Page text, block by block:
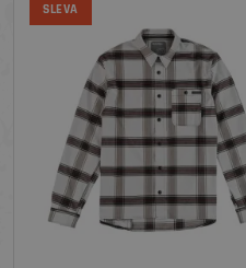
SLEVA